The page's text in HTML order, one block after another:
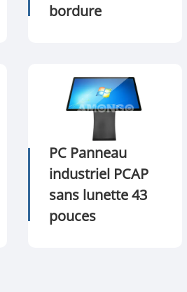
bordure
PC Panneau
industriel PCAP
sans lunette 43
pouces